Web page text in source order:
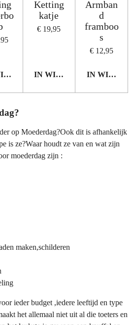
Ketting
katje
€ 19,95
IN WINKELWAGEN
Armban
d
framboo
s
€ 12,95
IN
op Moederdag?Ook dit is afhankelijk
is ze?Waar houdt ze van en wat zijn
moederdag zijn :
maken,schilderen
ieder budget ,iedere leeftijd en type
het allemaal niet uit al die toeters en